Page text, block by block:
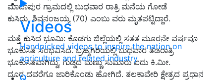
Videos
Handpicked videos to inspire the nation on
agriculture and related industry
ಮಾದಾಪುರ ಗ್ರಾಮದಲ್ಲಿ ಬುಧವಾರ ರಾತ್ರಿ ಮನೆಯ ಗೋಡೆ
ಕುಸಿದು,ಶಿವನಂಜಯ್ಯ (70) ಎಂಬು ವರು ಮೃತಪಟ್ಟಿದ್ದಾರೆ.
ಮತ್ತೆ ಕುಸಿದ ಭೂಮಿ: ಕೊಡಗು ಜಿಲ್ಲೆಯಲ್ಲಿ ಸತತ ಮೂರನೇ ವರ್ಷವೂ
ಭೂಕುಸಿತ ಸಂಭವಿಸಿದೆ. ಬ್ರಹ್ಮಗಿರಿಯಲ್ಲಿ ಬುಧವಾರ ತಡರಾತ್ರಿ
ಭೂಕುಸಿತವಾಗಿದ್ದು, ಗುಡ್ಡದ ಮಣ್ಣು ಸುಮಾರು ಐದು ಕಿ.ಮೀ.
ದೂರ ದವರೆಗೂ ಜಾರಿಕೊಂಡು ಹೋಗಿದೆ. ತಲ‌ಕಾವೇರಿ ಕ್ಷೇತ್ರದ ಪ್ರಧಾನ